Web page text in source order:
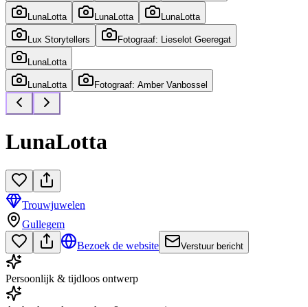
LunaLotta LunaLotta LunaLotta
Lux Storytellers Fotograaf: Lieselot Geeregat
LunaLotta
LunaLotta Fotograaf: Amber Vanbossel
LunaLotta
Trouwjuwelen
Gullegem
Bezoek de website
Verstuur bericht
Persoonlijk & tijdloos ontwerp